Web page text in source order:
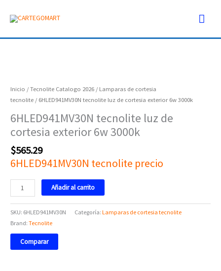
Inicio /Tecnolite Catalogo 2026 / Lamparas de cortesia
tecnolite / 6HLED941MV30N tecnolite luz de cortesia exterior 6w 3000k
6HLED941MV30N tecnolite luz de
cortesia exterior 6w 3000k
$565.29
6HLED941MV30N tecnolite precio
luz
de
exterior
6w
cantidad
Añadir al carrito
SKU: 6HLED941MV30N Categoría:Lamparas de cortesia tecnolite
Brand:Tecnolite
Comparar